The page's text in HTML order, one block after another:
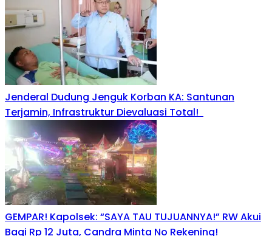
Jenderal Dudung Jenguk Korban KA: Santunan
Terjamin, Infrastruktur Dievaluasi Total!
GEMPAR! Kapolsek: “SAYA TAU TUJUANNYA!” RW Akui
Bagi Rp 12 Juta, Candra Minta No Rekening!